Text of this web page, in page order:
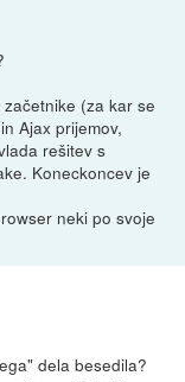
(za kar se
Ajax prijemov,
rešitev s
Koneckoncev je
neki po svoje
dela besedila?